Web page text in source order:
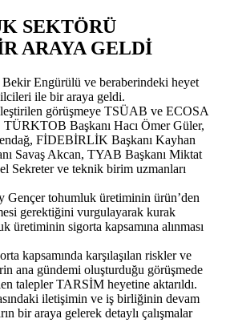
SEKTÖRÜ
ARAYA GELDİ
Engürülü ve beraberindeki heyet
ile bir araya geldi.
görüşmeye TSÜAB ve ECOSA
TÜRKTOB Başkanı Hacı Ömer Güler,
FİDEBİRLİK Başkanı Kayhan
Savaş Akcan, TYAB Başkanı Miktat
Sekreter ve teknik birim uzmanları
Gençer tohumluk üretiminin ürün’den
gerektiğini vurgulayarak kurak
üretiminin sigorta kapsamına alınması
kapsamında karşılaşılan riskler ve
ana gündemi oluşturduğu görüşmede
talepler TARSİM heyetine aktarıldı.
iletişimin ve iş birliğinin devam
bir araya gelerek detaylı çalışmalar